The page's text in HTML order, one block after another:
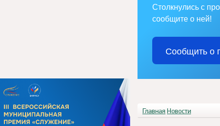
Столкнулись с
сообщите о ней!
Сообщить о
Главная Новости